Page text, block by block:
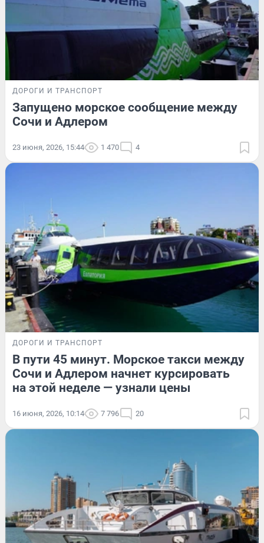
ДОРОГИ И ТРАНСПОРТ
Запущено морское сообщение между
Сочи и Адлером
23 июня, 2026, 15:44 1 470 4
ДОРОГИ И ТРАНСПОРТ
В пути 45 минут. Морское такси между
Сочи и Адлером начнет курсировать
на этой неделе — узнали цены
16 июня, 2026, 10:14 7 796 20